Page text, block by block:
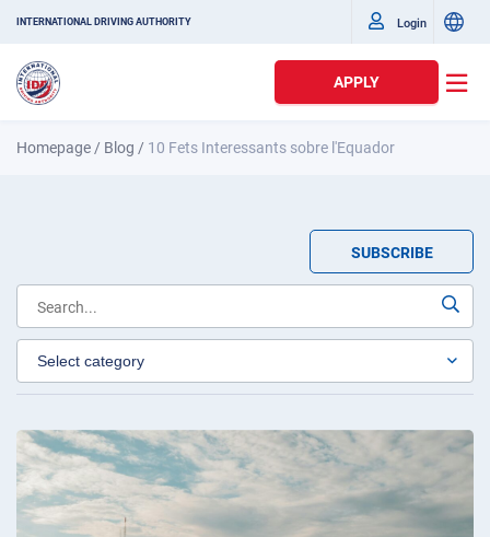
INTERNATIONAL DRIVING AUTHORITY Login
APPLY
Homepage / Blog / 10 Fets Interessants sobre l'Equador
SUBSCRIBE